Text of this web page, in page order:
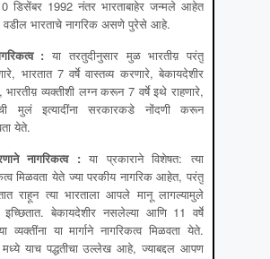
1992 नंतर भारताबाहेर जन्मले आहेत
वडील भारताचे नागरिक असणे पुरेसे आहे.
: या तरतुदीनुसार मुळ भारतीय़ परंतु
भारतात 7 वर्षे वास्तव्य करणारे, बेकायदेशीर
व्यक्तीशी लग्न करून 7 वर्षे इथे राहणारे,
मुलं इत्यादींना सरकारकडे नोंदणी करून
येते.
नागरिकत्व:या प्रकाराने विशेषत: त्या
मिळवता येते ज्या परकीय नागरिक आहेत, परंतु
राहून त्या भारताला आपले मानू लागल्यामुले
बेकायदेशीर नसलेल्या आणि 11 वर्षे
व्यक्तींना या मार्गाने नागरिकत्व मिळवता येते.
याच पद्धतीचा उल्लेख आहे, ज्याबद्दल आपण